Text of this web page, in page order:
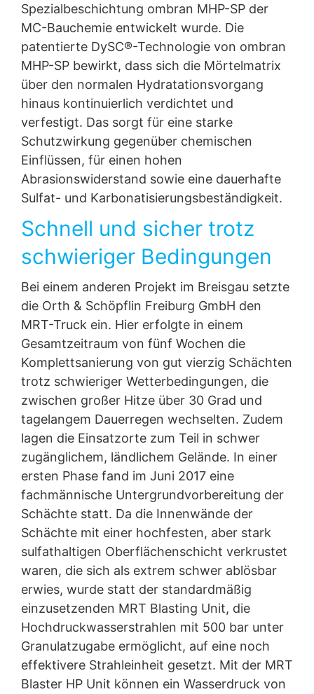
Spezialbeschichtung ombran MHP-SP der
MC-Bauchemie entwickelt wurde. Die
patentierte DySC®-Technologie von ombran
MHP-SP bewirkt, dass sich die Mörtelmatrix
über den normalen Hydratationsvorgang
hinaus kontinuierlich verdichtet und
verfestigt. Das sorgt für eine starke
Schutzwirkung gegenüber chemischen
Einflüssen, für einen hohen
Abrasionswiderstand sowie eine dauerhafte
Sulfat- und Karbonatisierungsbeständigkeit.
Schnell und sicher trotz
schwieriger Bedingungen
Bei einem anderen Projekt im Breisgau setzte
die Orth & Schöpflin Freiburg GmbH den
MRT-Truck ein. Hier erfolgte in einem
Gesamtzeitraum von fünf Wochen die
Komplettsanierung von gut vierzig Schächten
trotz schwieriger Wetterbedingungen, die
zwischen großer Hitze über 30 Grad und
tagelangem Dauerregen wechselten. Zudem
lagen die Einsatzorte zum Teil in schwer
zugänglichem, ländlichem Gelände. In einer
ersten Phase fand im Juni 2017 eine
fachmännische Untergrundvorbereitung der
Schächte statt. Da die Innenwände der
Schächte mit einer hochfesten, aber stark
sulfathaltigen Oberflächenschicht verkrustet
waren, die sich als extrem schwer ablösbar
erwies, wurde statt der standardmäßig
einzusetzenden MRT Blasting Unit, die
Hochdruckwasserstrahlen mit 500 bar unter
Granulatzugabe ermöglicht, auf eine noch
effektivere Strahleinheit gesetzt. Mit der MRT
Blaster HP Unit können ein Wasserdruck von